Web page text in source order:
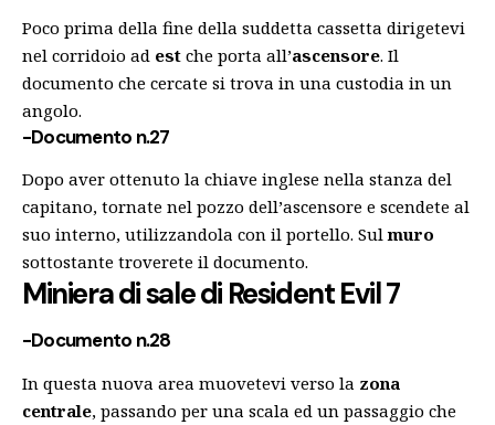
Poco prima della fine della suddetta cassetta dirigetevi
nel corridoio ad est che porta all’ascensore. Il
documento che cercate si trova in una custodia in un
angolo.
-Documento n.27
Dopo aver ottenuto la chiave inglese nella stanza del
capitano, tornate nel pozzo dell’ascensore e scendete al
suo interno, utilizzandola con il portello. Sulmuro
sottostante troverete il documento.
Miniera di saledi Resident Evil 7
-Documento n.28
In questa nuova area muovetevi verso la zona
centrale, passando per una scala ed un passaggio che